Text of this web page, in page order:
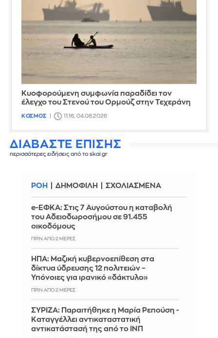
Κυοφορούμενη συμφωνία παραδίδει τον
έλεγχο του Στενού του Ορμούζ στην Τεχεράνη
ΚΟΣΜΟΣ 11:16, 04.08.2026
ΔΙΑΒΑΣΤΕ ΕΠΙΣΗΣ
περισσότερες ειδήσεις από το skai.gr
ΡΟΗ ΔΗΜΟΦΙΛΗ ΣΧΟΛΙΑΣΜΕΝΑ
e-ΕΦΚΑ: Στις 7 Αυγούστου η καταβολή
του Αδειοδωροσήμου σε 91.455
οικοδόμους
ΠΡΙΝ ΑΠΌ 2 ΜΈΡΕΣ
ΗΠΑ: Μαζική κυβερνοεπίθεση στα
δίκτυα ύδρευσης 12 πολιτειών –
Υπόνοιες για ιρανικό «δάκτυλο»
ΠΡΙΝ ΑΠΌ 2 ΜΈΡΕΣ
ΣΥΡΙΖΑ: Παραιτήθηκε η Μαρία Ρεπούση -
Καταγγέλλει αντικαταστατική
αντικατάστασή της από το ΙΝΠ